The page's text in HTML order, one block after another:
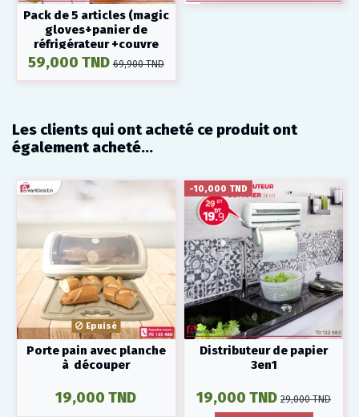
Pack de 5 articles (magic
gloves+panier de
réfrigérateur +couvre
plats+sac à fermeture...
59,000 TND 69,900 TND
Les clients qui ont acheté ce produit ont
également acheté...
Epuisé
Porte pain avec planche
à découper
19,000 TND
-10,000 TND
Distributeur de papier
3en1
19,000 TND 29,000 TND